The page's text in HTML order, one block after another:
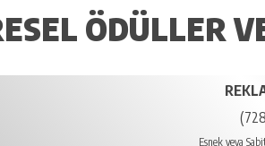
ÖDÜLLER
Esnek veya